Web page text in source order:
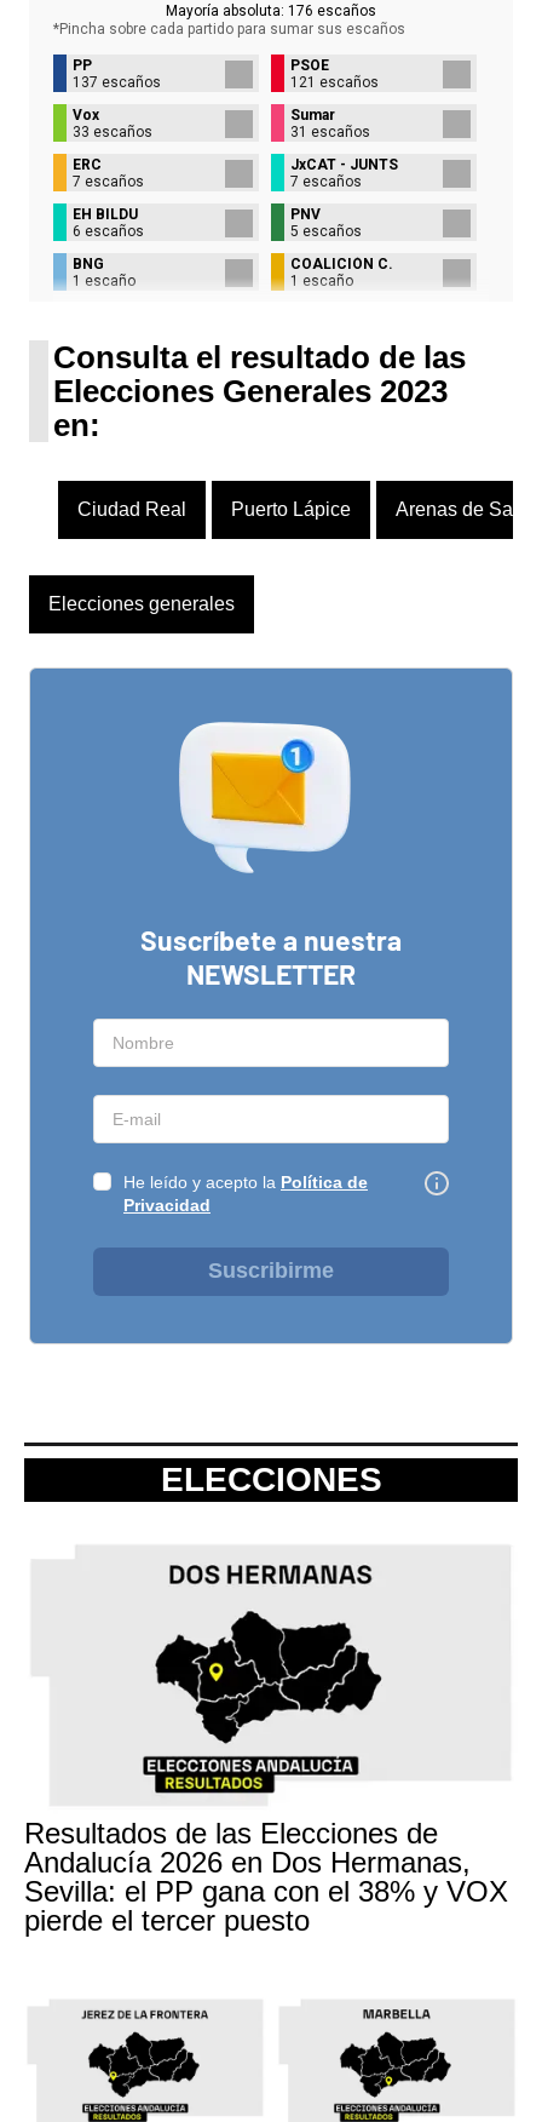
Mayoría absoluta: 176 escaños
*Pincha sobre cada partido para sumar sus escaños
PP
137 escaños
PSOE
121 escaños
Vox
33 escaños
Sumar
31 escaños
ERC
7 escaños
JxCAT - JUNTS
7 escaños
EH BILDU
6 escaños
PNV
5 escaños
BNG
1 escaño
COALICIÓN C.
1 escaño
Consulta el resultado de las
Elecciones Generales 2023
en:
Ciudad Real Puerto Lápice Arenas de San
Elecciones generales
Suscríbete a nuestra
NEWSLETTER
He leído y acepto la Política de
Privacidad
Suscribirme
ELECCIONES
Resultados de las Elecciones de
Andalucía 2026 en Dos Hermanas,
Sevilla: el PP gana con el 38% y VOX
pierde el tercer puesto